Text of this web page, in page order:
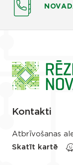
Kontakti
Atbrīvošanas
Skatīt kartē